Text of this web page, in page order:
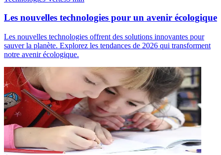
Les nouvelles technologies pour un avenir écologique
Les nouvelles technologies offrent des solutions innovantes pour
sauver la planète. Explorez les tendances de 2026 qui transforment
notre avenir écologique.